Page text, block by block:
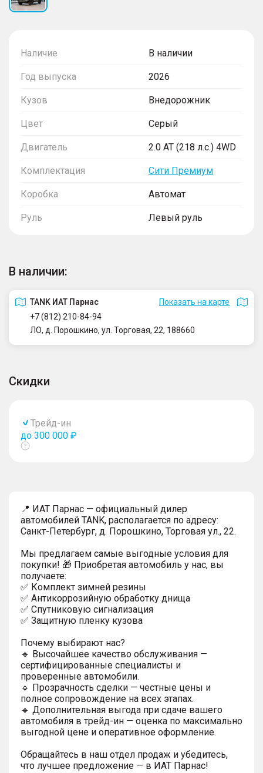
Наличие В наличии
Год выпуска 2026
Кузов Внедорожник
Цвет Серый
Двигатель 2.0 AT (218 л.с.) 4WD
Комплектация Сити Премиум
Коробка Автомат
Руль Левый руль
В наличии:
TANK ИАТ Парнас
Показать на карте
+7 (812) 210-84-94
ЛО, д. Порошкино, ул. Торговая, 22, 188660
Скидки
Трейд-ин
до 300 000 ₽
Показать
📍 ИАТ Парнас — официальный дилер
автомобилей TANK, располагается по адресу:
Санкт-Петербург, д. Порошкино, Торговая ул., 22.
Мы предлагаем самые выгодные условия для
покупки! 🎁 Приобретая автомобиль у нас, вы
получаете:
✅ Комплект зимней резины
✅ Антикоррозийную обработку днища
✅ Спутниковую сигнализация
✅ Защитную пленку кузова
Почему выбирают нас?
🔹 Высочайшее качество обслуживания —
сертифицированные специалисты и
проверенные автомобили.
🔹 Прозрачность сделки — честные цены и
полное сопровождение на всех этапах.
🔹 Дополнительная выгода при сдаче вашего
автомобиля в трейд-ин — оценка по максимально
выгодной цене и оперативное оформление.
Обращайтесь в наш отдел продаж и убедитесь,
что лучшее предложение — в ИАТ Парнас!